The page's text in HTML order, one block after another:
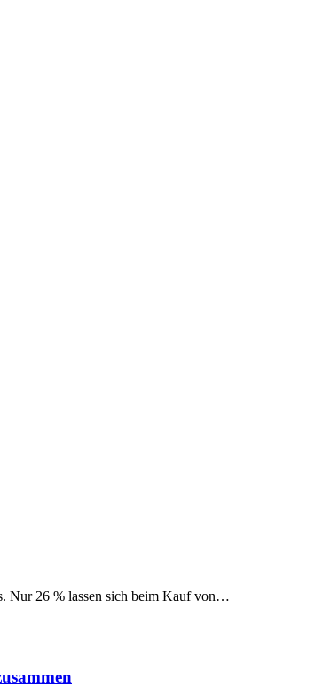
Nur 26 % lassen sich beim Kauf von…